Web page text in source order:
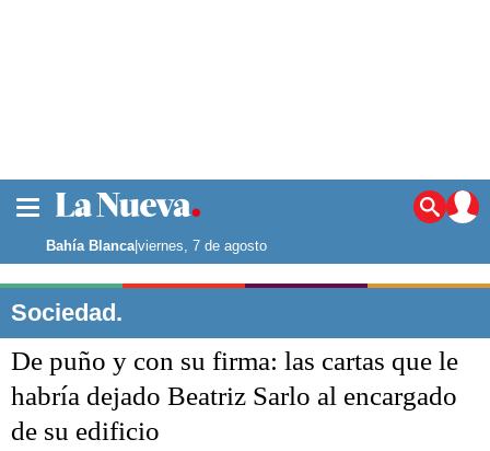
Noticias
La ciudad
Punta Alta
El mundo
Seguridad
Bahía Blanca|viernes, 7 de agosto
Sociedad.
De puño y con su firma: las cartas que le
habría dejado Beatriz Sarlo al encargado
de su edificio